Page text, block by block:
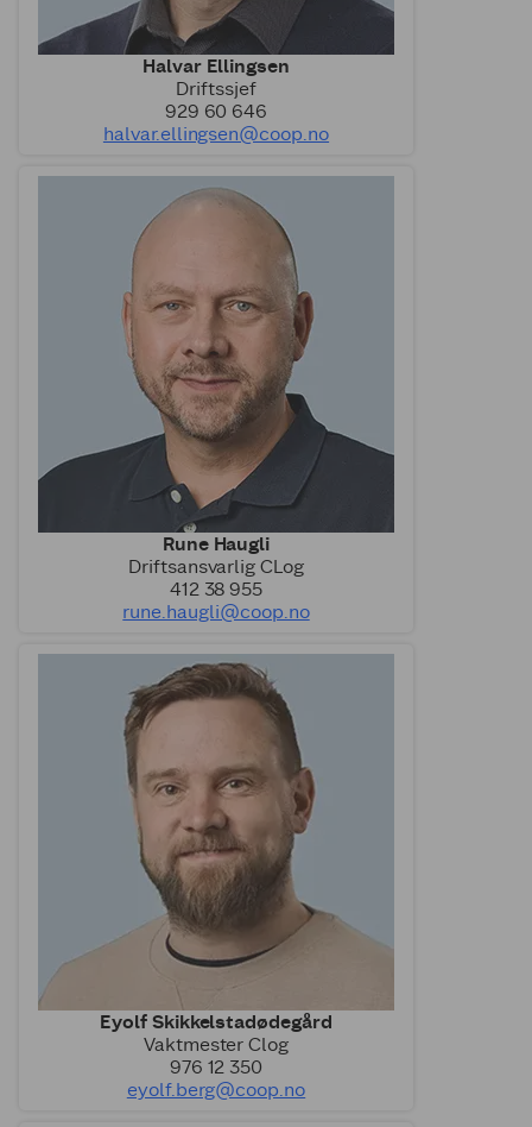
Halvar Ellingsen
Driftssjef
929 60 646
halvar.ellingsen@coop.no
Rune Haugli
Driftsansvarlig CLog
412 38 955
rune.haugli@coop.no
Eyolf Skikkelstadødegård
Vaktmester Clog
976 12 350
eyolf.berg@coop.no